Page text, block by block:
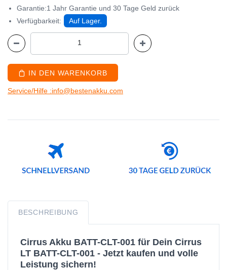
Garantie:1 Jahr Garantie und 30 Tage Geld zurück
Verfügbarkeit:
Auf Lager.
IN DEN WARENKORB
Service/Hilfe :info@bestenakku.com
BESCHREIBUNG
Cirrus Akku BATT-CLT-001 für Dein Cirrus
LT BATT-CLT-001 - Jetzt kaufen und volle
Leistung sichern!